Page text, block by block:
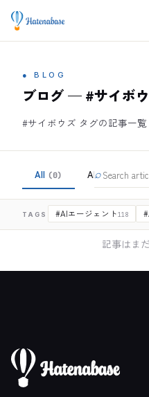
●BLOG
ブログ — #サイボ
#サイボウズ タグの記事一覧
All (0) AI ( 263)
⌕
TAGS #AIエージェント118 #
記事はま